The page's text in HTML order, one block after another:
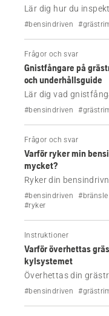
Lär dig hur du
grästrimmer eller
#bensindriven
Frågor och svar
Gnistfångare på
och underhållsguide
Lär dig vad
sitter och hur du
#bensindriven
Frågor och svar
Varför ryker min
mycket?
Ryker din
Husqvarna? Hitta de
felaktig
#bensindriven
#ryker
Instruktioner
Varför överhettas
kylsystemet
Överhettas din
eller förlorar den
#bensindriven